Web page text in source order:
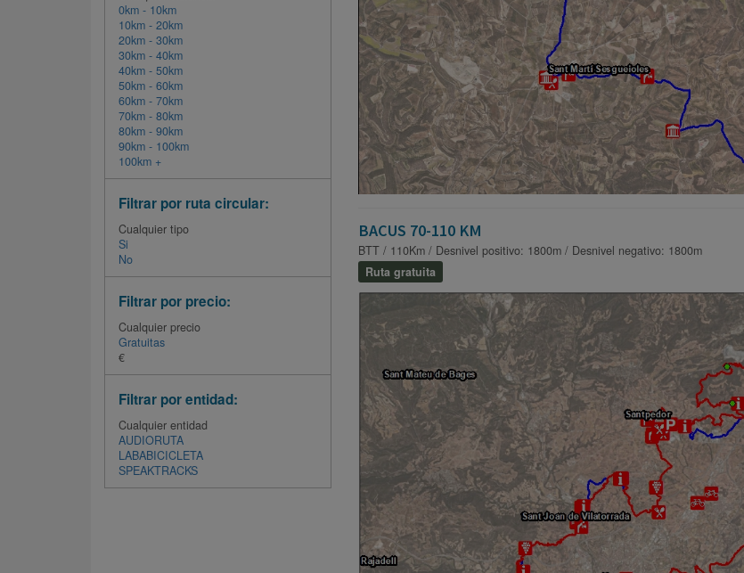
0km - 10km
10km - 20km
20km - 30km
30km - 40km
40km - 50km
50km - 60km
60km - 70km
70km - 80km
80km - 90km
90km - 100km
100km +
Filtrar por ruta circular:
Cualquier tipo
Si
No
Filtrar por precio:
Cualquier precio
Gratuitas
€
Filtrar por entidad:
Cualquier entidad
AUDIORUTA
LABABICICLETA
SPEAKTRACKS
BACUS 70-110 KM
BTT / 110Km / Desnivel positivo: 1800m / Desnivel negativo: 1800m
Ruta gratuita